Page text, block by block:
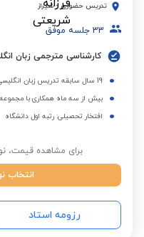
تدریس حضوری - شیراز
33 جلسه موفق
کارشناسی مترجمی زبان
19 سال سابقه تدریس زبان انگلیسی در سطوح مختلف آموزشی
بیش از سه ماه همکاری با
افتخار تحصیلی: رتبه اول دانشگاه
برای مشاهده قیمت،
انتخاب
رزومه استاد